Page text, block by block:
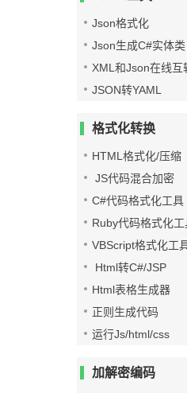
Json格式化
Json生成C#实体类
XML和Json在线互
JSON转YAML
格式化转换
HTML格式化/压缩
JS代码混合加密
C#代码格式化工具
Ruby代码格式化工
VBScript格式化工
Html转C#/JSP
Html表格生成器
正则生成代码
运行Js/html/css
加解密编码